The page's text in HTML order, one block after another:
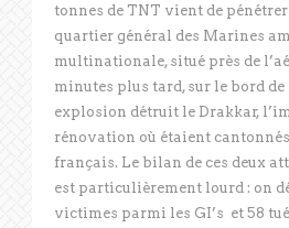
tonnes de TNT vient de pénétrer
quartier général des Marines
multinationale, situé près de
minutes plus tard, sur le bord de
explosion détruit le Drakkar,
rénovation où étaient
français. Le bilan de ces deux
est particulièrement lourd : on
victimes parmi les GI’s et 58